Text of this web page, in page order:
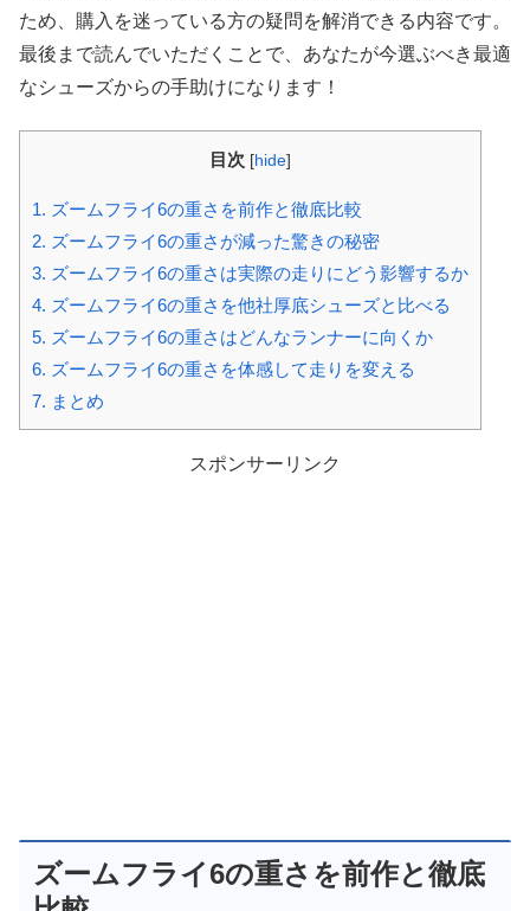
ため、購入を迷っている方の疑問を解消できる内容です。
最後まで読んでいただくことで、あなたが今選ぶべき最適
なシューズからの手助けになります！
目次 [hide]
1. ズームフライ6の重さを前作と徹底比較
2. ズームフライ6の重さが減った驚きの秘密
3. ズームフライ6の重さは実際の走りにどう影響するか
4. ズームフライ6の重さを他社厚底シューズと比べる
5. ズームフライ6の重さはどんなランナーに向くか
6. ズームフライ6の重さを体感して走りを変える
7. まとめ
スポンサーリンク
ズームフライ6の重さを前作と徹底